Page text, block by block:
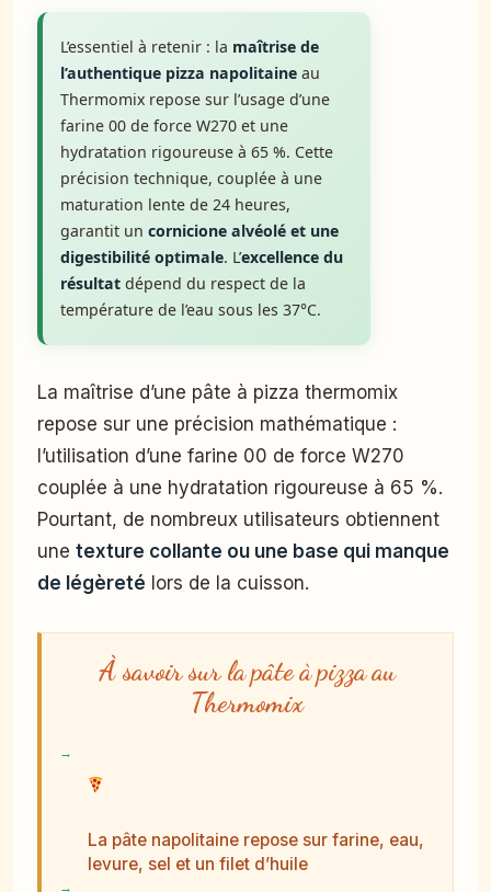
L’essentiel à retenir : la maîtrise de
l’authentique pizza napolitaine au
Thermomix repose sur l’usage d’une
farine 00 de force W270 et une
hydratation rigoureuse à 65 %. Cette
précision technique, couplée à une
maturation lente de 24 heures,
garantit un cornicione alvéolé et une
digestibilité optimale. L’excellence du
résultat dépend du respect de la
température de l’eau sous les 37°C.
La maîtrise d’une pâte à pizza thermomix
repose sur une précision mathématique :
l’utilisation d’une farine 00 de force W270
couplée à une hydratation rigoureuse à 65 %.
Pourtant, de nombreux utilisateurs obtiennent
une texture collante ou une base qui manque
de légèreté lors de la cuisson.
À savoir sur la pâte à pizza au
Thermomix
La pâte napolitaine repose sur farine, eau,
levure, sel et un filet d’huile